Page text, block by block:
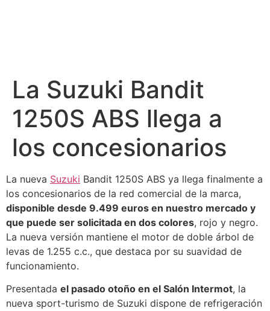
La Suzuki Bandit
1250S ABS llega a
los concesionarios
La nueva Suzuki Bandit 1250S ABS ya llega finalmente a
los concesionarios de la red comercial de la marca,
disponible desde 9.499 euros en nuestro mercado y
que puede ser solicitada en dos colores, rojo y negro.
La nueva versión mantiene el motor de doble árbol de
levas de 1.255 c.c., que destaca por su suavidad de
funcionamiento.
Presentada el pasado otoño en el Salón Intermot, la
nueva sport-turismo de Suzuki dispone de refrigeración